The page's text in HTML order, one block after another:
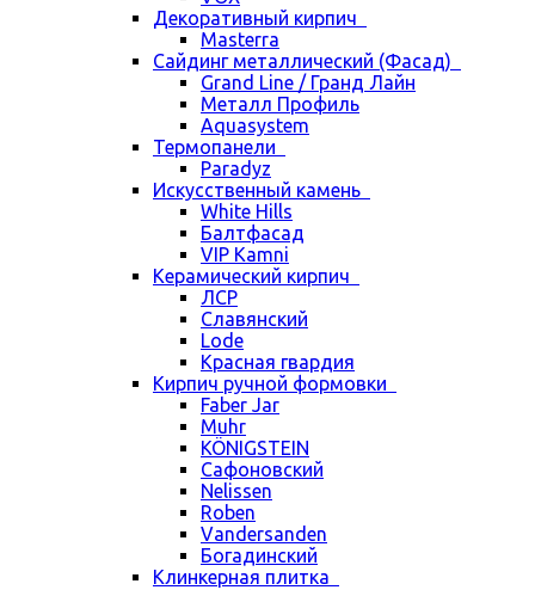
Декоративный кирпич
Masterra
Сайдинг металлический (Фасад)
Grand Line / Гранд Лайн
Металл Профиль
Aquasystem
Термопанели
Paradyz
Искусственный камень
White Hills
Балтфасад
VIP Kamni
Керамический кирпич
ЛСР
Славянский
Lode
Красная гвардия
Кирпич ручной формовки
Faber Jar
Muhr
KÖNIGSTEIN
Сафоновский
Nelissen
Roben
Vandersanden
Богадинский
Клинкерная плитка